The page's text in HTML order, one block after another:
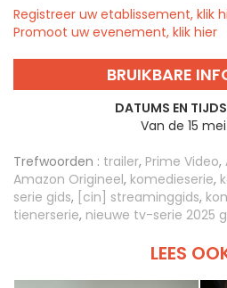
Registreer uw etablissement, klik
Promoot uw evenement, klik hier
BRUIKBARE
DATUMS EN
Van de 15
Trefwoorden : trailer, Prime Video,
Amazon Origineel, komedieserie,
serie gids, [cin] streaminggids,
tienerserie, nieuwe tv-serie 2025
LEES